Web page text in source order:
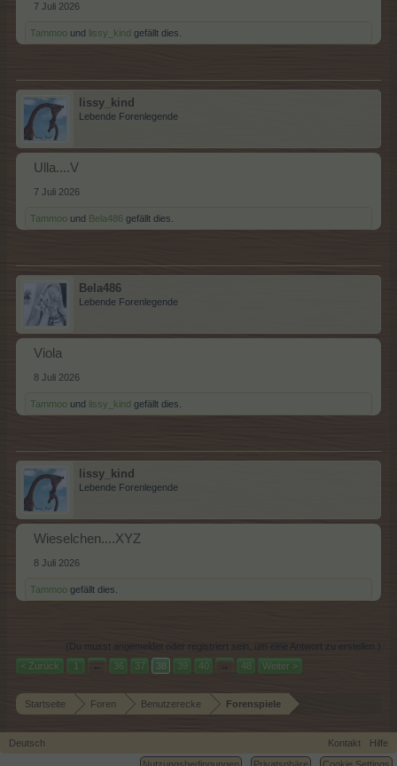
7 Juli 2026
Tammoo und lissy_kind gefällt dies.
lissy_kind
Lebende Forenlegende
Ulla....V
7 Juli 2026
Tammoo und Bela486 gefällt dies.
Bela486
Lebende Forenlegende
Viola
8 Juli 2026
Tammoo und lissy_kind gefällt dies.
lissy_kind
Lebende Forenlegende
Wieselchen....XYZ
8 Juli 2026
Tammoo gefällt dies.
(Du musst angemeldet oder registriert sein, um eine Antwort zu erstellen.)
< Zurück
1 ← 36 37 38 39 40 → 48 Weiter >
Startseite Foren Benutzerecke Forenspiele
Deutsch Kontakt
Hilfe